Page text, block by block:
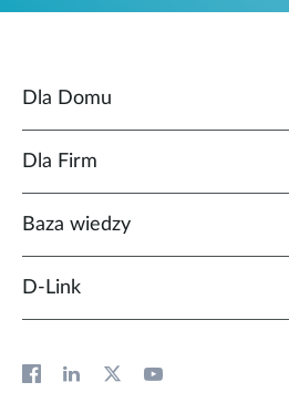
Dla Domu
Dla Firm
Baza wiedzy
D‑Link